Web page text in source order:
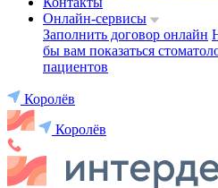
Онлайн-сервисы
Заполнить договор онлайн
бы вам показаться
пациентов
Королёв
Королёв